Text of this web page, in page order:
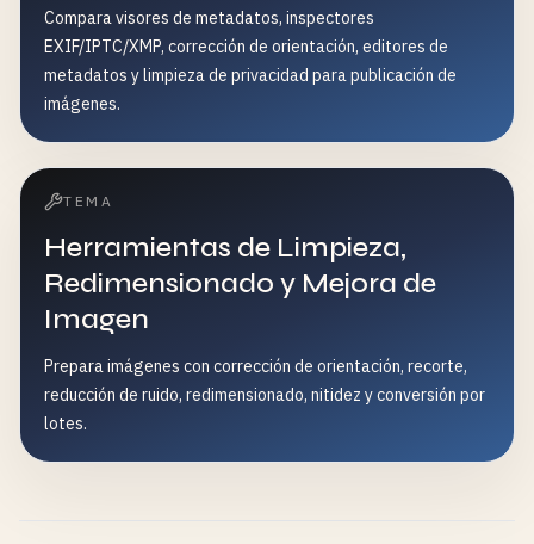
Compara visores de metadatos, inspectores
EXIF/IPTC/XMP, corrección de orientación, editores de
metadatos y limpieza de privacidad para publicación de
imágenes.
TEMA
Herramientas de Limpieza,
Redimensionado y Mejora de
Imagen
Prepara imágenes con corrección de orientación, recorte,
reducción de ruido, redimensionado, nitidez y conversión por
lotes.